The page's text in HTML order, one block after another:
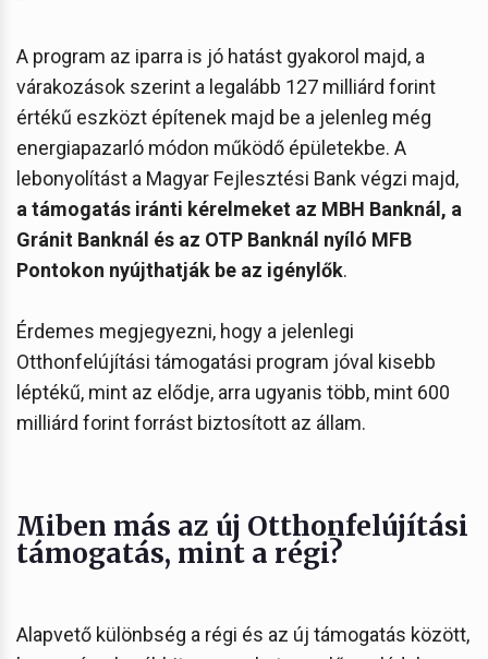
A program az iparra is jó hatást gyakorol majd, a
várakozások szerint a legalább 127 milliárd forint
értékű eszközt építenek majd be a jelenleg még
energiapazarló módon működő épületekbe. A
lebonyolítást a Magyar Fejlesztési Bank végzi majd,
a támogatás iránti kérelmeket az MBH Banknál, a
Gránit Banknál és az OTP Banknál nyíló MFB
Pontokon nyújthatják be az igénylők.
Érdemes megjegyezni, hogy a jelenlegi
Otthonfelújítási támogatási program jóval kisebb
léptékű, mint az elődje, arra ugyanis több, mint 600
milliárd forint forrást biztosított az állam.
Miben más az új Otthonfelújítási
támogatás, mint a régi?
Alapvető különbség a régi és az új támogatás között,